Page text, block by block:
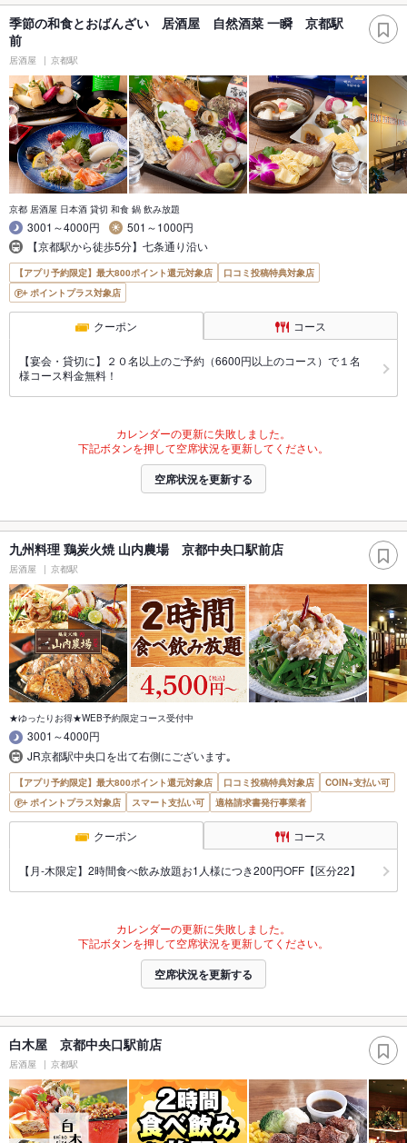
季節の和食とおばんざい 居酒屋 自然酒菜 一瞬 京都駅
前
居酒屋 京都駅
京都 居酒屋 日本酒 貸切 和食 鍋 飲み放題
3001～4000円
501～1000円
【京都駅から徒歩5分】七条通り沿い
【アプリ予約限定】最大800ポイント還元対象店
口コミ投稿特典対象店
ポイントプラス対象店
クーポン コース
【宴会・貸切に】２０名以上のご予約（6600円以上のコース）で１名
様コース料金無料！
カレンダーの更新に失敗しました。
下記ボタンを押して空席状況を更新してください。
空席状況を更新する
九州料理 鶏炭火焼 山内農場 京都中央口駅前店
居酒屋 京都駅
★ゆったりお得★WEB予約限定コース受付中
3001～4000円
JR京都駅中央口を出て右側にございます｡
【アプリ予約限定】最大800ポイント還元対象店 口コミ投稿特典対象店
COIN+支払い可
ポイントプラス対象店
スマート支払い可 適格請求書発行事業者
クーポン コース
【月‐木限定】2時間食べ飲み放題お1人様につき200円OFF【区分22】
カレンダーの更新に失敗しました。
下記ボタンを押して空席状況を更新してください。
空席状況を更新する
白木屋 京都中央口駅前店
居酒屋 京都駅